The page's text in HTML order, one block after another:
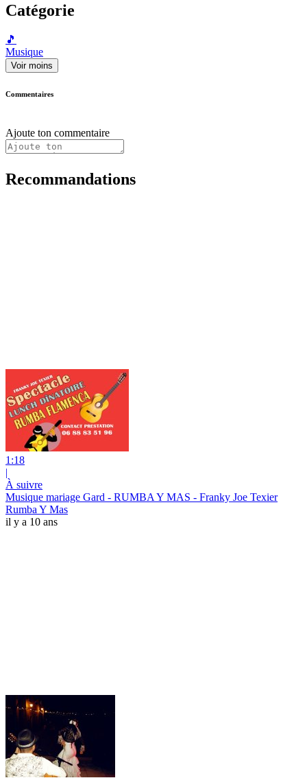
Catégorie
🎵
Musique
Voir moins
Commentaires
Ajoute ton commentaire
Recommandations
1:18
|
À suivre
Musique mariage Gard - RUMBA Y MAS - Franky Joe Texier
Rumba Y Mas
il y a 10 ans